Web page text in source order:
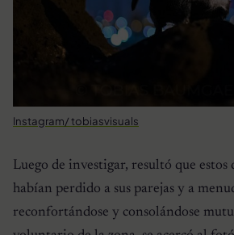
Instagram/ tobiasvisuals
Luego de investigar, resultó que estos
habían perdido a sus parejas y a
reconfortándose y consolándose